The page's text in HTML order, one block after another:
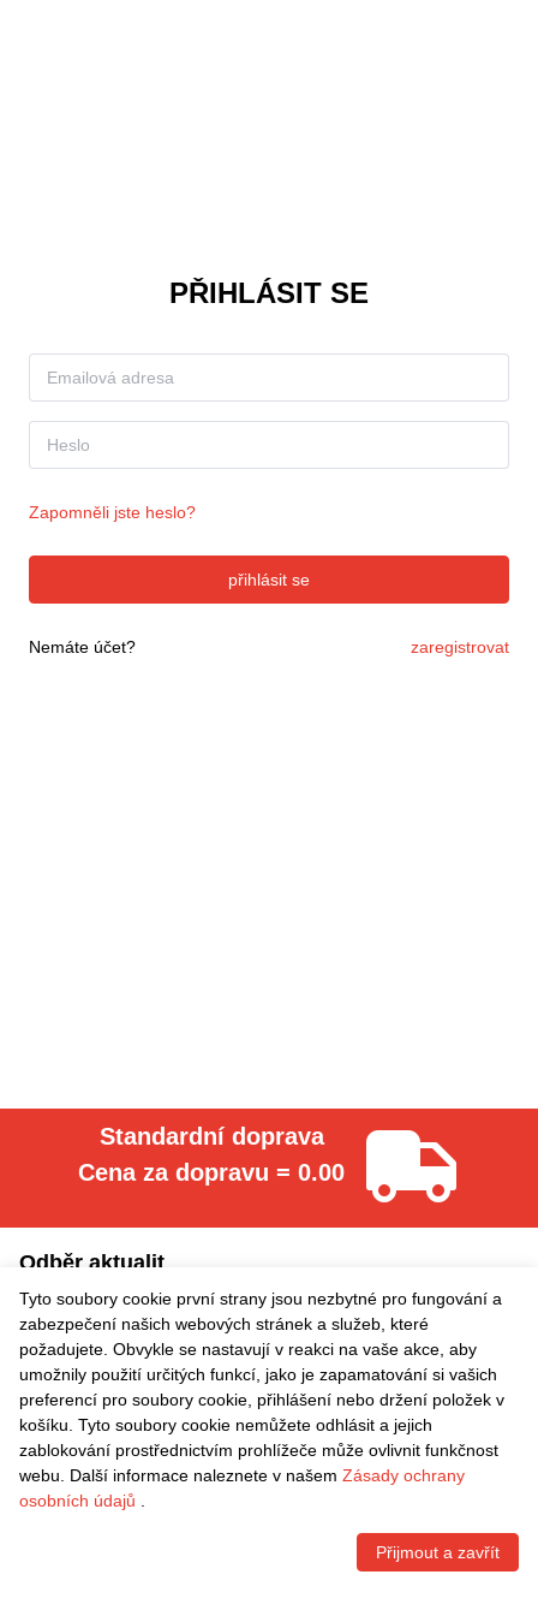
PŘIHLÁSIT SE
Zapomněli jste heslo?
přihlásit se
Nemáte účet? zaregistrovat
Standardní doprava
Cena za dopravu = 0.00
Odběr aktualit
Přihlášení
Informace
Rychlé odkazy
Kontaktní informace
Tyto soubory cookie první strany jsou nezbytné pro fungování a
zabezpečení našich webových stránek a služeb, které
požadujete. Obvykle se nastavují v reakci na vaše akce, aby
umožnily použití určitých funkcí, jako je zapamatování si vašich
preferencí pro soubory cookie, přihlášení nebo držení položek v
košíku. Tyto soubory cookie nemůžete odhlásit a jejich
zablokování prostřednictvím prohlížeče může ovlivnit funkčnost
webu. Další informace naleznete v našem Zásady ochrany
osobních údajů
Přijmout a zavřít